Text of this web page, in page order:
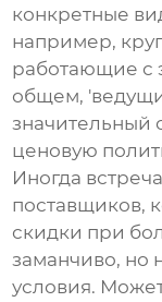
конкретные
например,
работающие с
общем,
значительный
ценовую
Иногда
поставщиков,
скидки при
заманчиво, но
условия.